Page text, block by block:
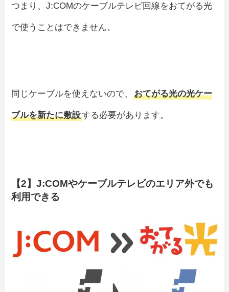
つまり、J:COMのケーブルテレビ回線をおてがる光
で使うことはできません。
同じケーブルを使えないので、おてがる光の光ケー
ブルを新たに敷設する必要があります。
【2】J:COMやケーブルテレビのエリア外でも
利用できる